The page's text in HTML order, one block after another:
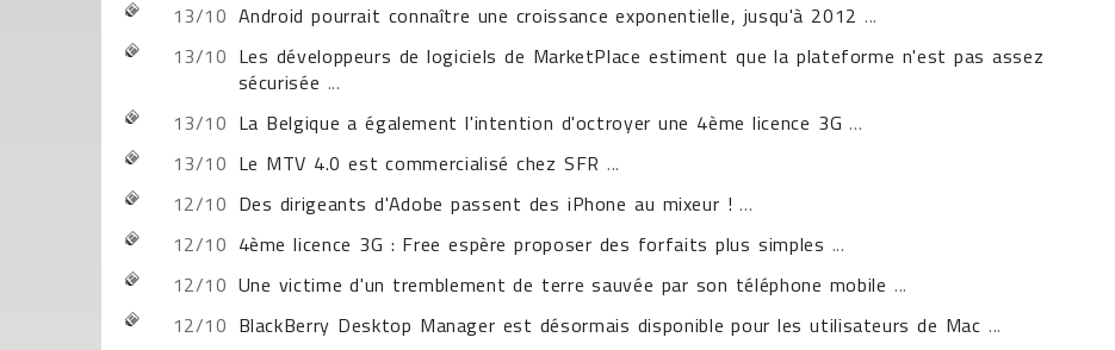
13/10 Android pourrait connaître une croissance exponentielle, jusqu'à 2012 ...
13/10 Les développeurs de logiciels de MarketPlace estiment que la plateforme n'est pas assez
sécurisée ...
13/10 La Belgique a également l'intention d'octroyer une 4ème licence 3G ...
13/10 Le MTV 4.0 est commercialisé chez SFR ...
12/10 Des dirigeants d'Adobe passent des iPhone au mixeur ! ...
12/10 4ème licence 3G : Free espère proposer des forfaits plus simples ...
12/10 Une victime d'un tremblement de terre sauvée par son téléphone mobile ...
12/10 BlackBerry Desktop Manager est désormais disponible pour les utilisateurs de Mac ...